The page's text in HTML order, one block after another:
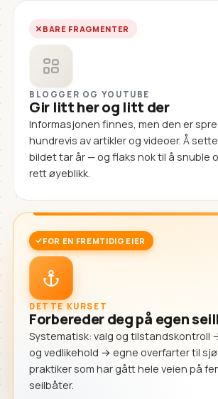
BARE FRAGMENTER
BLOGGER OG YOUTUBE
Gir litt her og litt der
Informasjonen finnes, men den er
hundrevis av artikler og videoer. Å
bildet tar år — og flaks nok til å snuble
rett øyeblikk.
FOR EN FREMTIDIG EIER
DETTE KURSET
Forbereder deg på egen
Systematisk: valg og tilstandskontroll
og vedlikehold → egne overfarter til
praktiker som har gått hele veien på
seilbåter.